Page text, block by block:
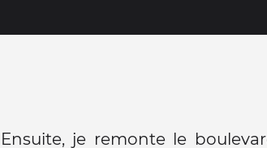
Ensuite, je remonte le